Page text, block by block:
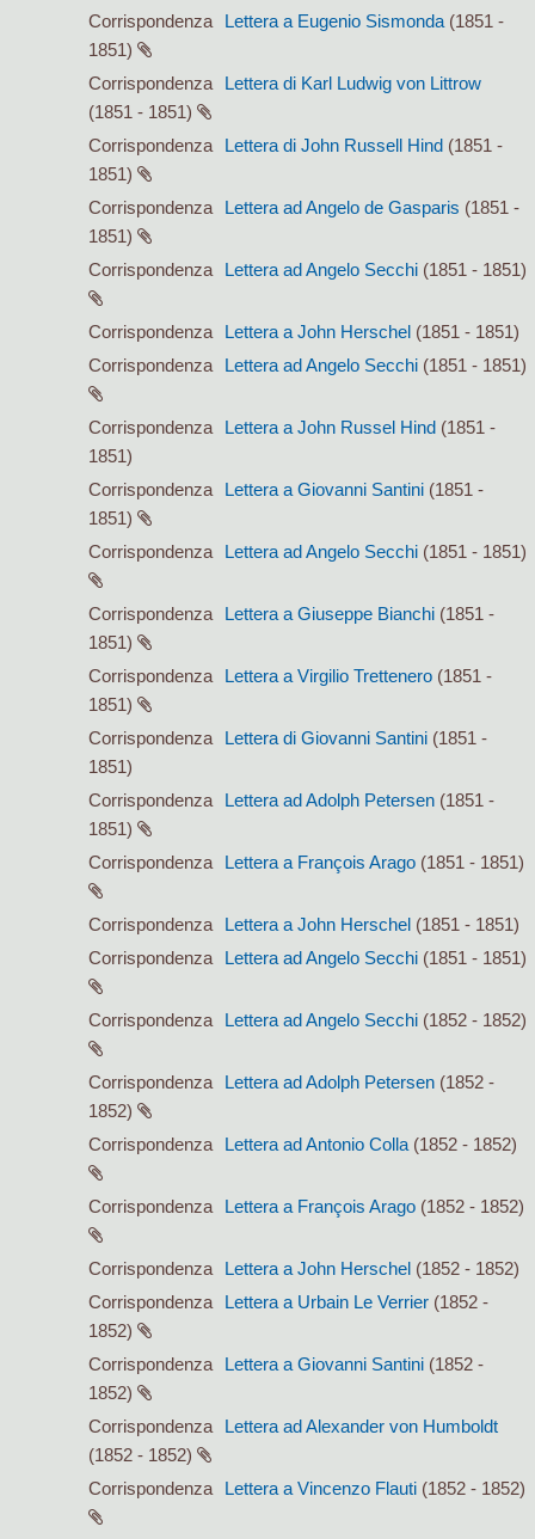
Corrispondenza Lettera a Eugenio Sismonda (1851 -
1851)
Corrispondenza
Lettera di Karl Ludwig von Littrow
(1851 - 1851)
Corrispondenza
Lettera di John Russell Hind (1851 -
1851)
Corrispondenza
Lettera ad Angelo de Gasparis (1851 -
1851)
Corrispondenza
Lettera ad Angelo Secchi (1851 - 1851)
Corrispondenza Lettera a John Herschel (1851 - 1851)
Corrispondenza
Lettera ad Angelo Secchi (1851 - 1851)
Corrispondenza Lettera a John Russel Hind (1851 -
1851)
Corrispondenza
Lettera a Giovanni Santini (1851 -
1851)
Corrispondenza
Lettera ad Angelo Secchi (1851 - 1851)
Corrispondenza Lettera a Giuseppe Bianchi (1851 -
1851)
Corrispondenza
Lettera a Virgilio Trettenero (1851 -
1851)
Corrispondenza
Lettera di Giovanni Santini (1851 -
1851)
Corrispondenza
Lettera ad Adolph Petersen (1851 -
1851)
Corrispondenza
Lettera a François Arago (1851 - 1851)
Corrispondenza Lettera a John Herschel (1851 - 1851)
Corrispondenza
Lettera ad Angelo Secchi (1851 - 1851)
Corrispondenza Lettera ad Angelo Secchi (1852 - 1852)
Corrispondenza Lettera ad Adolph Petersen (1852 -
1852)
Corrispondenza
Lettera ad Antonio Colla (1852 - 1852)
Corrispondenza Lettera a François Arago (1852 - 1852)
Corrispondenza Lettera a John Herschel (1852 - 1852)
Corrispondenza
Lettera a Urbain Le Verrier (1852 -
1852)
Corrispondenza
Lettera a Giovanni Santini (1852 -
1852)
Corrispondenza
Lettera ad Alexander von Humboldt
(1852 - 1852)
Corrispondenza
Lettera a Vincenzo Flauti (1852 - 1852)